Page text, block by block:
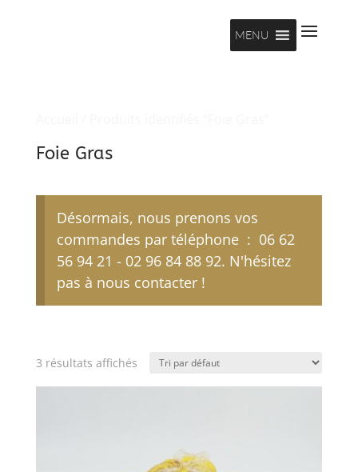
MENU
Foie Gras
Désormais, nous prenons vos
commandes par téléphone : 06 62
56 94 21 - 02 96 84 88 92. N'hésitez
pas à nous contacter !
3 résultats affichés